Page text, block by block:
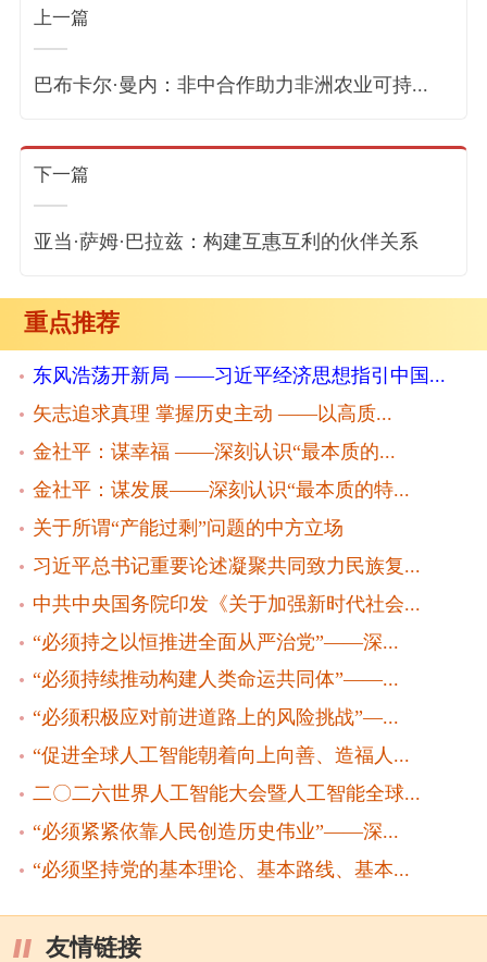
上一篇
巴布卡尔·曼内：非中合作助力非洲农业可持...
下一篇
亚当·萨姆·巴拉兹：构建互惠互利的伙伴关系
重点推荐
东风浩荡开新局 ——习近平经济思想指引中国...
矢志追求真理 掌握历史主动 ——以高质...
金社平：谋幸福 ——深刻认识“最本质的...
金社平：谋发展——深刻认识“最本质的特...
关于所谓“产能过剩”问题的中方立场
习近平总书记重要论述凝聚共同致力民族复...
中共中央国务院印发《关于加强新时代社会...
“必须持之以恒推进全面从严治党”——深...
“必须持续推动构建人类命运共同体”——...
“必须积极应对前进道路上的风险挑战”—...
“促进全球人工智能朝着向上向善、造福人...
二〇二六世界人工智能大会暨人工智能全球...
“必须紧紧依靠人民创造历史伟业”——深...
“必须坚持党的基本理论、基本路线、基本...
友情链接